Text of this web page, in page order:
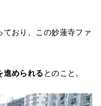
おり、この妙蓮寺ファ
進められる とのこと。